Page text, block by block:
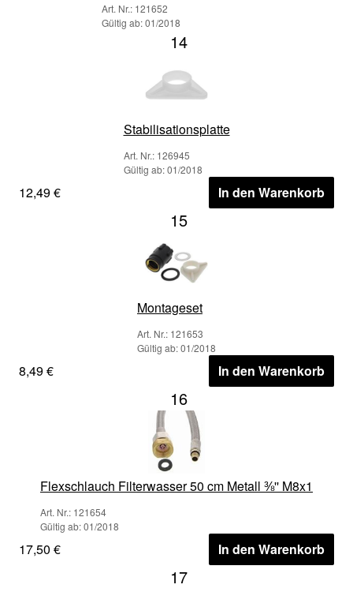
Art. Nr.: 121652
Gültig ab: 01/2018
14
Stabilisationsplatte
Art. Nr.: 126945
Gültig ab: 01/2018
12,49 € In den Warenkorb
15
Montageset
Art. Nr.: 121653
Gültig ab: 01/2018
8,49 € In den Warenkorb
16
Flexschlauch Filterwasser 50 cm Metall ⅜'' M8x1
Art. Nr.: 121654
Gültig ab: 01/2018
17,50 € In den Warenkorb
17